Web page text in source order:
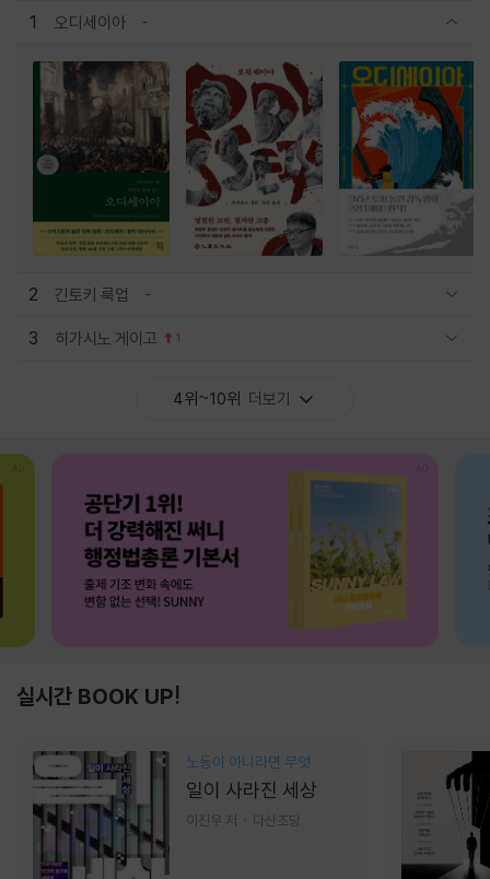
1 오디세이아
2 긴토키 룩업
3 히가시노 게이고 1
4위~10위 더보기
실시간 BOOK UP!
노동이 아니라면 무엇
일이 사라진 세상
이진우 저 다산초당